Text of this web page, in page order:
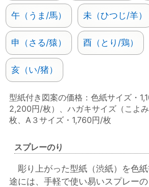
午（うま/馬） 未（ひつじ/羊）
申（さる/猿） 酉（とり/鶏）
亥（い/猪）
型紙付き図案の価格：色紙サイズ・
2,200円/枚）、ハガキサイズ（こよ
枚、A３サイズ・1,760円/枚
スプレーのり
彫り上がった型紙（渋紙）を色
途には、手軽で使い易いスプレー